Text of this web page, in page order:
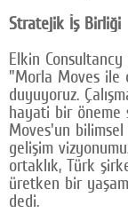
Stratejik İş Birliği
Elkin
"Morla Moves ile
duyuyoruz.
hayati bir öneme
Moves'un
gelişim
ortaklık, Türk
üretken bir
dedi.